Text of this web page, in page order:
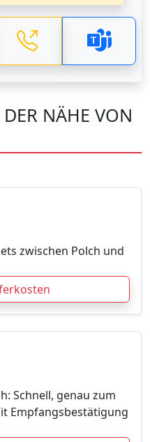
NÄHE VON
zwischen Polch und
Schnell, genau zum
Empfangsbestätigung